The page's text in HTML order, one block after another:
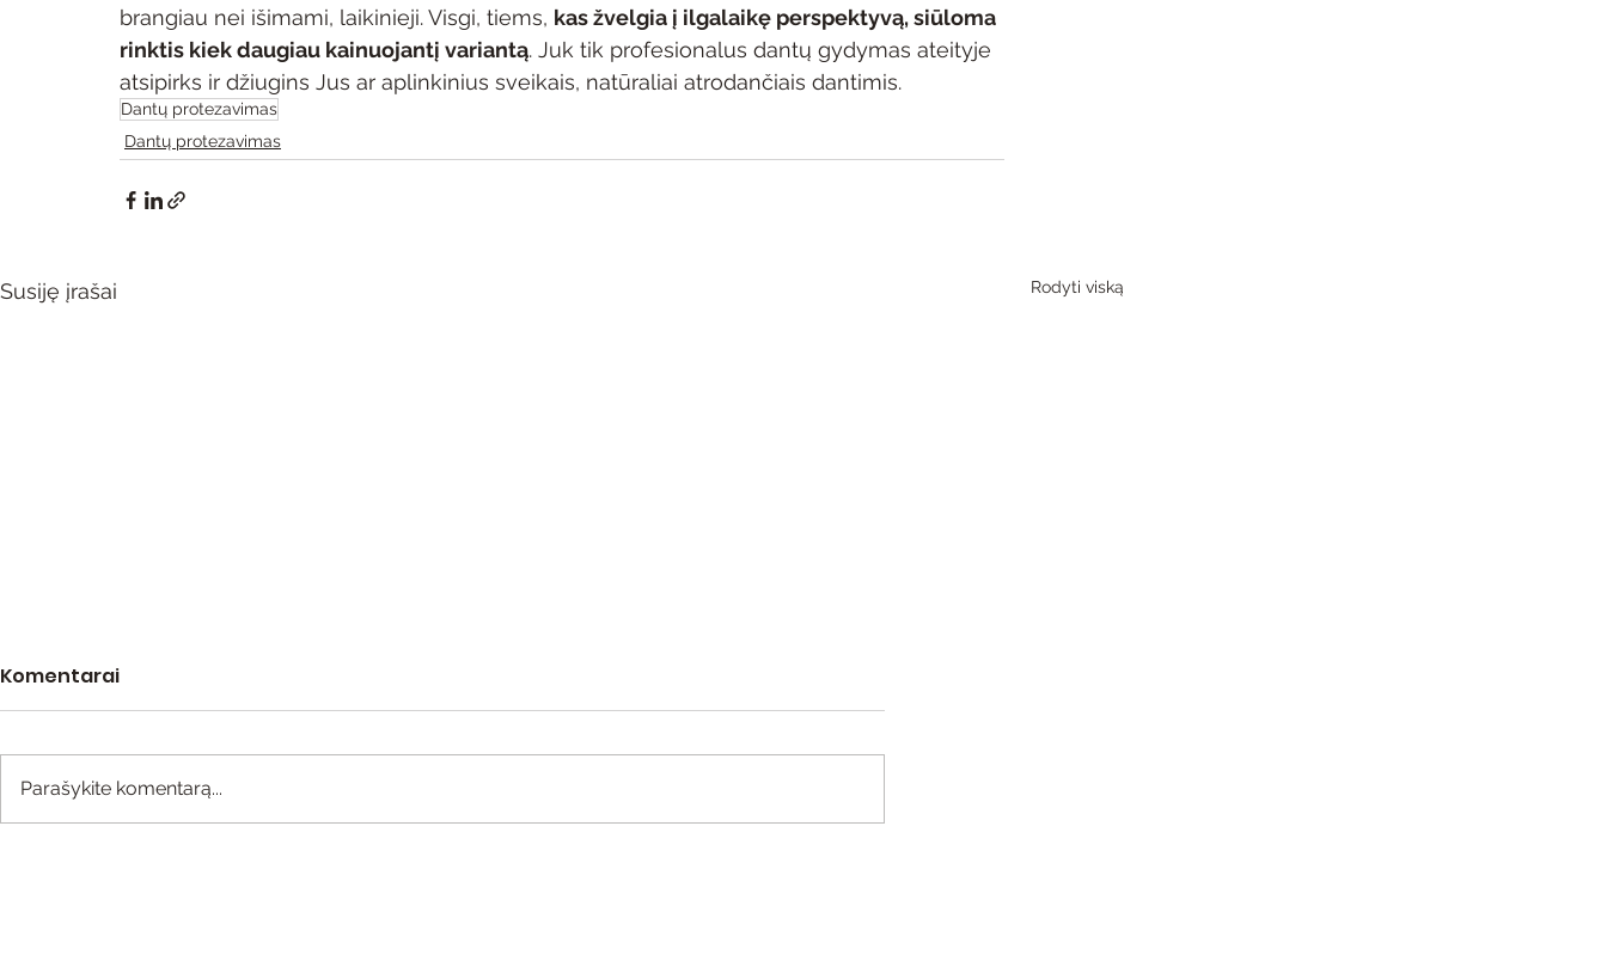
brangiau nei išimami, laikinieji. Visgi, tiems, kas žvelgia į ilgalaikę perspektyvą, siūloma
rinktis kiek daugiau kainuojantį variantą. Juk tik profesionalus dantų gydymas ateityje
atsipirks ir džiugins Jus ar aplinkinius sveikais, natūraliai atrodančiais dantimis.
Dantų protezavimas
Dantų protezavimas
Susiję įrašai Rodyti viską
Komentarai
Parašykite komentarą...